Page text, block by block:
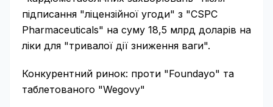
підписання "ліцензійної угоди" з "CSPC
Pharmaceuticals" на суму 18,5 млрд доларів на
ліки для "тривалої дії зниження ваги".
Конкурентний ринок: проти "Foundayo" та
таблетованого "Wegovy"